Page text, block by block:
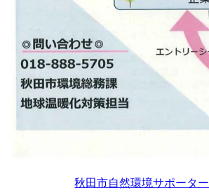
秋田市自然環境サポーター